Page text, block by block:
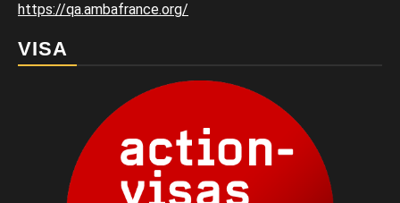
https://qa.ambafrance.org/
VISA